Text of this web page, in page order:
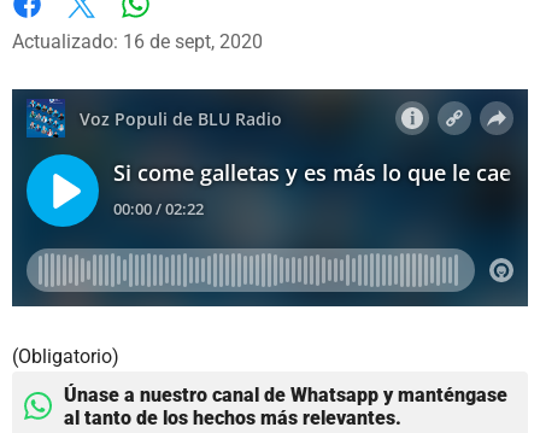
Facebook
X
Actualizado: 16 de sept, 2020
(Obligatorio)
Únase a nuestro canal de Whatsapp y manténgase
al tanto de los hechos más relevantes.